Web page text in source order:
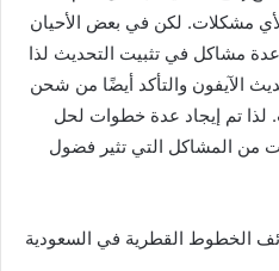
مشكلات. لكن في بعض الأحيان
مشاكل في تثبيت التحديث لذا
الآيفون والتأكد أيضًا من شحن
لذا تم إيجاد عدة خطوات لحل
من المشاكل التي تثير فضول
الخطوط القطرية في السعودية